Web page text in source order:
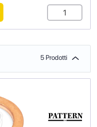
5 Prodotti